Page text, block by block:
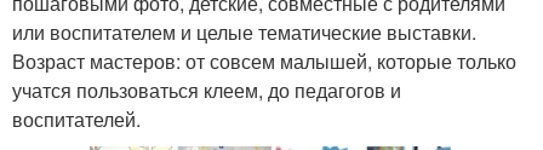
или воспитателем и целые тематические выставки.
Возраст мастеров: от совсем малышей, которые только
учатся пользоваться клеем, до педагогов и
воспитателей.